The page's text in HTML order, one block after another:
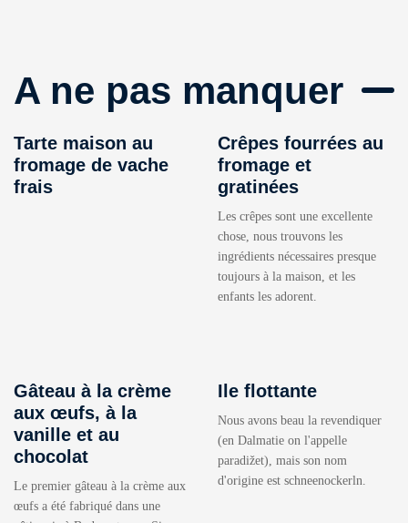
A ne pas manquer
Tarte maison au
fromage de vache
frais
Crêpes fourrées au
fromage et
gratinées
Les crêpes sont une excellente
chose, nous trouvons les
ingrédients nécessaires presque
toujours à la maison, et les
enfants les adorent.
Gâteau à la crème
aux œufs, à la
vanille et au
chocolat
Le premier gâteau à la crème aux
œufs a été fabriqué dans une
Ile flottante
Nous avons beau la revendiquer
(en Dalmatie on l'appelle
paradižet), mais son nom
d'origine est schneenockerln.